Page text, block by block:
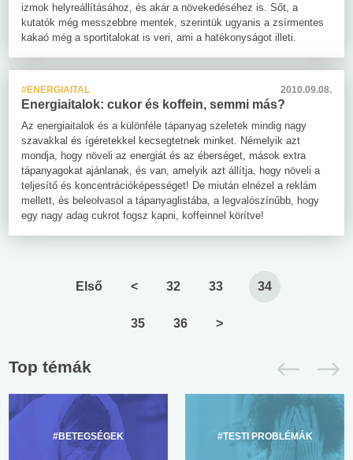
izmok helyreállításához, és akár a növekedéséhez is. Sőt, a
kutatók még messzebbre mentek, szerintük ugyanis a zsírmentes
kakaó még a sportitalokat is veri, ami a hatékonyságot illeti.
#ENERGIAITAL 2010.09.08.
Energiaitalok: cukor és koffein, semmi más?
Az energiaitalok és a különféle tápanyag szeletek mindig nagy
szavakkal és ígéretekkel kecsegtetnek minket. Némelyik azt
mondja, hogy növeli az energiát és az éberséget, mások extra
tápanyagokat ajánlanak, és van, amelyik azt állítja, hogy növeli a
teljesítő és koncentrációképességet! De miután elnézel a reklám
mellett, és beleolvasol a tápanyaglistába, a legvalószínűbb, hogy
egy nagy adag cukrot fogsz kapni, koffeinnel körítve!
Első < 32 33 34
35 36 >
Top témák
#BETEGSÉGEK #TESTI PROBLÉMÁK